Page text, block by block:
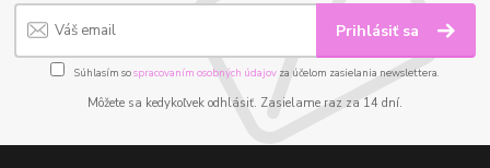
Prihlásiť sa
Súhlasím sospracovaním osobných údajov za účelom zasielania newslettera.
Môžete sa kedykoľvek odhlásiť. Zasielame raz za 14 dní.